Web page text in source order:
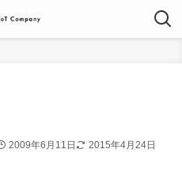
2009年6月11日 2015年4月24日